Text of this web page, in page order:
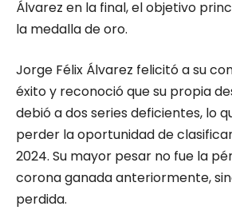
Álvarez en la final, el objetivo
la medalla de oro.
Jorge Félix Álvarez felicitó a su
éxito y reconoció que su propia
debió a dos series deficientes, lo
perder la oportunidad de
2024. Su mayor pesar no fue la
corona ganada anteriormente,
perdida.